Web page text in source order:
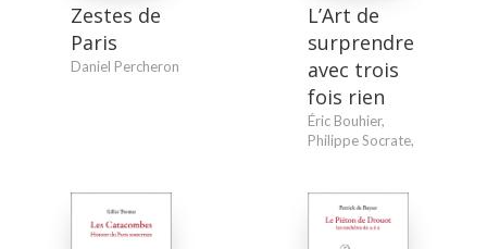
Zestes de
Paris
Daniel Percheron
L’Art de
surprendre
avec trois
fois rien
Éric Bouhier,
Philippe Socrate,